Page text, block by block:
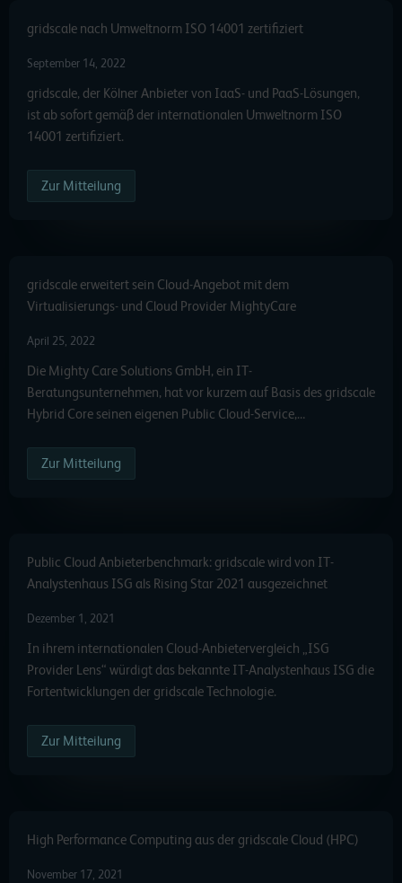
gridscale nach Umweltnorm ISO 14001 zertifiziert
September 14, 2022
gridscale, der Kölner Anbieter von IaaS- und PaaS-Lösungen,
ist ab sofort gemäß der internationalen Umweltnorm ISO
14001 zertifiziert.
Zur Mitteilung
gridscale erweitert sein Cloud-Angebot mit dem
Virtualisierungs- und Cloud Provider MightyCare
April 25, 2022
Die Mighty Care Solutions GmbH, ein IT-
Beratungsunternehmen, hat vor kurzem auf Basis des gridscale
Hybrid Core seinen eigenen Public Cloud-Service,…
Zur Mitteilung
Public Cloud Anbieterbenchmark: gridscale wird von IT-
Analystenhaus ISG als Rising Star 2021 ausgezeichnet
Dezember 1, 2021
In ihrem internationalen Cloud-Anbietervergleich „ISG
Provider Lens“ würdigt das bekannte IT-Analystenhaus ISG die
Fortentwicklungen der gridscale Technologie.
Zur Mitteilung
High Performance Computing aus der gridscale Cloud (HPC)
November 17, 2021